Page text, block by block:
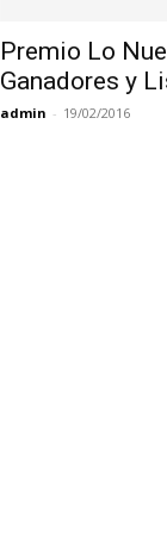
Premio Lo
Ganadores y
admin - 19/02/2016